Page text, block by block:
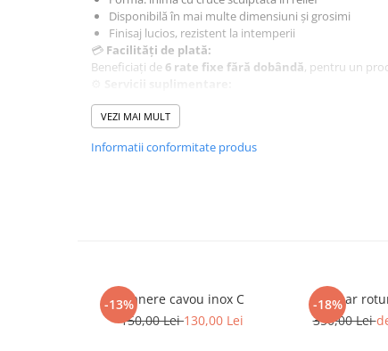
Disponibilă în mai multe dimensiuni și grosimi
Finisaj lucios, rezistent la intemperii
💳 Facilități de plată:
Beneficiați de 6 rate fixe fără dobândă, pentru un
Inscripționare personalizată (nume, mesaje, simboluri
Fotoceramică inclusă la cerere
📞Comenzi și consultanță:
VEZI MAI MULT
Informatii conformitate produs
-13%Manere cavou inox C
150,00 Lei130,00 Lei
-18%
Felinar
350,00 Lei